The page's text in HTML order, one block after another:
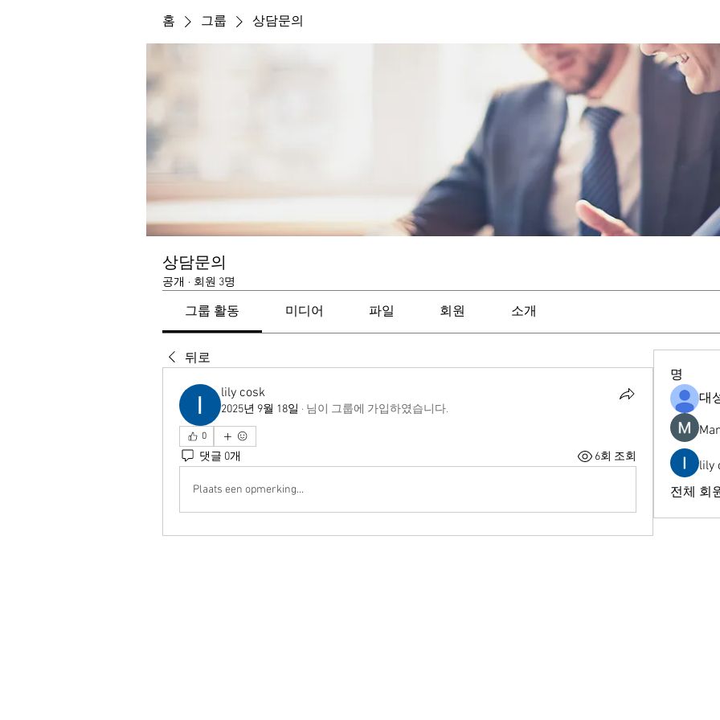
홈 그룹 상담문의
상담문의
공개 · 회원 3명
그룹 활동 미디어 파일 회원 소개
뒤로
lily cosk
2025년 9월 18일 · 님이 그룹에 가입하였습니다.
0
댓글 0개 6회 조회
Plaats een opmerking...
명
대
lily
전체 회